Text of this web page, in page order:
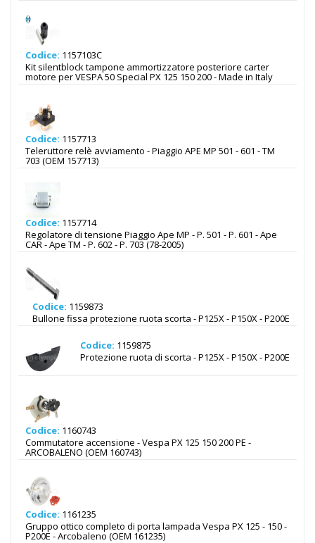
Codice: 1157103C
Kit silentblock tampone ammortizzatore posteriore carter
motore per VESPA 50 Special PX 125 150 200 - Made in Italy
Codice: 1157713
Teleruttore relè avviamento - Piaggio APE MP 501 - 601 - TM
703 (OEM 157713)
Codice: 1157714
Regolatore di tensione Piaggio Ape MP - P. 501 - P. 601 - Ape
CAR - Ape TM - P. 602 - P. 703 (78-2005)
Codice: 1159873
Bullone fissa protezione ruota scorta - P125X - P150X - P200E
Codice: 1159875
Protezione ruota di scorta - P125X - P150X - P200E
Codice: 1160743
Commutatore accensione - Vespa PX 125 150 200 PE -
ARCOBALENO (OEM 160743)
Codice: 1161235
Gruppo ottico completo di porta lampada Vespa PX 125 - 150 -
P200E - Arcobaleno (OEM 161235)